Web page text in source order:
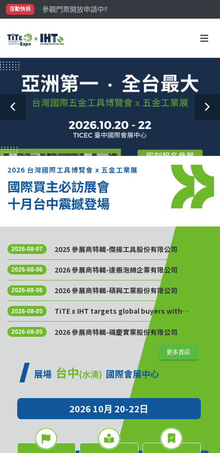
活動快訊
參觀門票開放申請中‼️
最大規模台灣五金展TiTE x IHT，2026/10/20-22與您在臺
2026 台灣國際工具博覽會 x 五金工業展
國際買主必訪展會
十月台中震撼登場
2026-08-07 2025 參展商特輯-傑揚工具股份有限公司
2026-08-06 2026 參展商特輯-達振泡綿企業有限公司
2026-08-06 2026 參展商特輯-碩興工業股份有限公司
2026-08-05
TiTE x IHT targets global buyers with
Golden Sourcing Week
2026-08-05 2026 參展商特輯-磯慶實業股份有限公司
更多資訊
展場 台中(水湳) 國際會展中心
2026 10月 20-22日